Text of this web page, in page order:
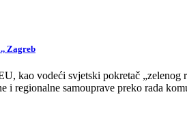
Zagreb
kao vodeći svjetski pokretač
i regionalne samouprave preko rada